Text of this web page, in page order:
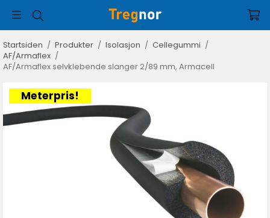
Startsiden / Produkter / Isolasjon / Cellegummi /
AF/Armaflex /
AF/Armaflex selvklebende slanger 2/89 mm, Armacell
Meterpris!